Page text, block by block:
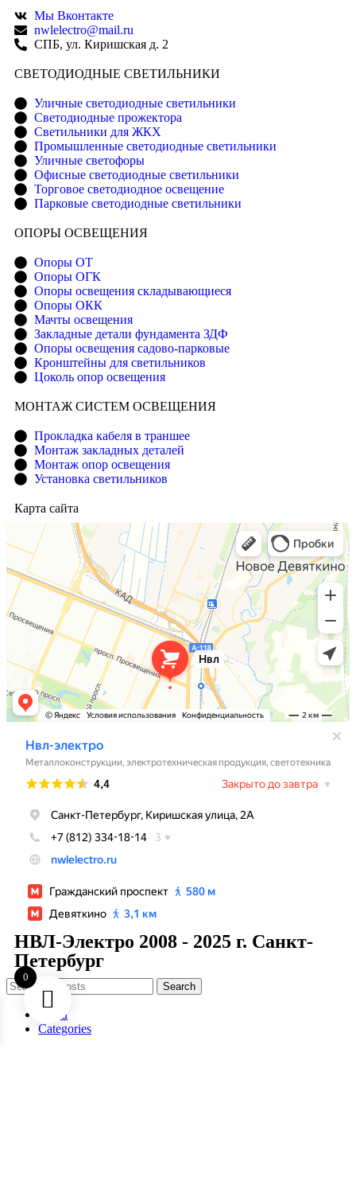
Мы Вконтакте
nwlelectro@mail.ru
СПБ, ул. Киришская д. 2
CВЕТОДИОДНЫЕ СВЕТИЛЬНИКИ
Уличные светодиодные светильники
Светодиодные прожектора
Светильники для ЖКХ
Промышленные светодиодные светильники
Уличные светофоры
Офисные светодиодные светильники
Торговое светодиодное освещение
Парковые светодиодные светильники
ОПОРЫ ОСВЕЩЕНИЯ
Опоры ОТ
Опоры ОГК
Опоры освещения складывающиеся
Опоры ОКК
Мачты освещения
Закладные детали фундамента ЗДФ
Опоры освещения садово-парковые
Кронштейны для светильников
Цоколь опор освещения
МОНТАЖ СИСТЕМ ОСВЕЩЕНИЯ
Прокладка кабеля в траншее
Монтаж закладных деталей
Монтаж опор освещения
Установка светильников
Карта сайта
НВЛ-Электро 2008 - 2025 г. Санкт-
Петербург
Search
Menu
Categories
0